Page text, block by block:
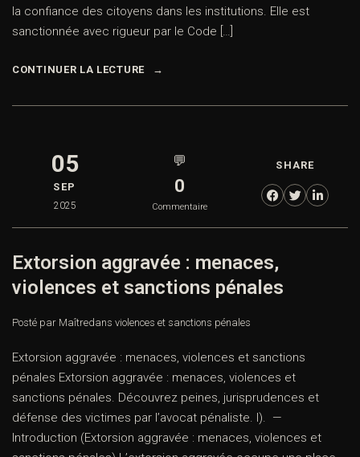
la confiance des citoyens dans les institutions. Elle est
sanctionnée avec rigueur par le Code […]
CONTINUER LA LECTURE
05
SEP
2025
💬
0
Commentaire
SHARE
Extorsion aggravée : menaces,
violences et sanctions pénales
Posté par Maîtredans violences et sanctions pénales
Extorsion aggravée : menaces, violences et sanctions
pénales Extorsion aggravée : menaces, violences et
sanctions pénales. Découvrez peines, jurisprudences et
défense des victimes par l’avocat pénaliste. I). —
Introduction (Extorsion aggravée : menaces, violences et